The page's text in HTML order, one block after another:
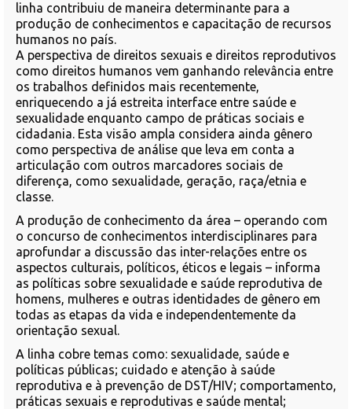
linha contribuiu de maneira determinante para a
produção de conhecimentos e capacitação de recursos
humanos no país.
A perspectiva de direitos sexuais e direitos reprodutivos
como direitos humanos vem ganhando relevância entre
os trabalhos definidos mais recentemente,
enriquecendo a já estreita interface entre saúde e
sexualidade enquanto campo de práticas sociais e
cidadania. Esta visão ampla considera ainda gênero
como perspectiva de análise que leva em conta a
articulação com outros marcadores sociais de
diferença, como sexualidade, geração, raça/etnia e
classe.
A produção de conhecimento da área – operando com
o concurso de conhecimentos interdisciplinares para
aprofundar a discussão das inter-relações entre os
aspectos culturais, políticos, éticos e legais – informa
as políticas sobre sexualidade e saúde reprodutiva de
homens, mulheres e outras identidades de gênero em
todas as etapas da vida e independentemente da
orientação sexual.
A linha cobre temas como: sexualidade, saúde e
políticas públicas; cuidado e atenção à saúde
reprodutiva e à prevenção de DST/HIV; comportamento,
práticas sexuais e reprodutivas e saúde mental;